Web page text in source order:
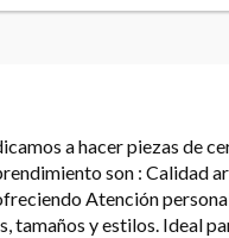
a hacer piezas de
son :
Atención
tamaños y estilos. Ideal